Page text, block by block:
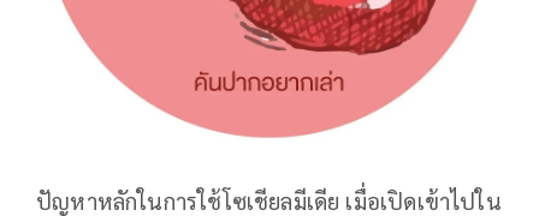
ปัญหาหลักในการใช้โซเชียลมีเดีย เมื่อเปิดเข้าไปใน